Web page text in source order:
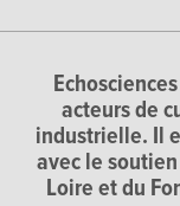
acteurs de
industrielle. Il
avec le
Loire et du